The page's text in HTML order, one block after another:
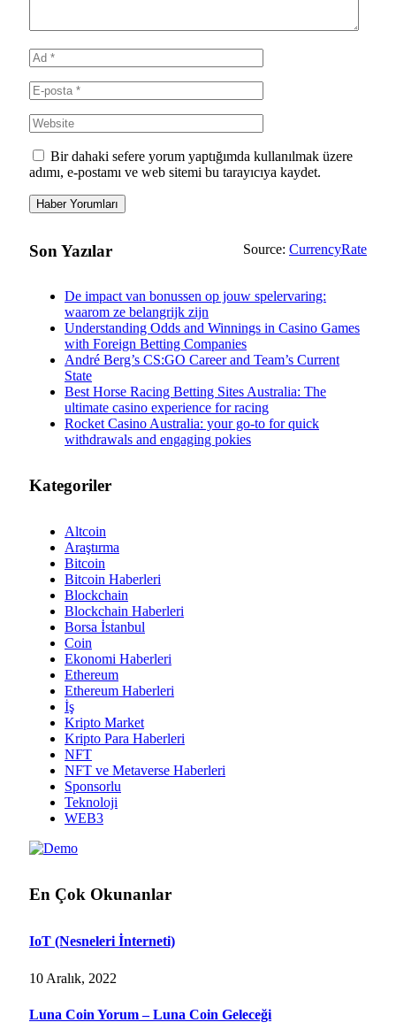
Bir dahaki sefere yorum yaptığımda kullanılmak üzere
adımı, e-postamı ve web sitemi bu tarayıcıya kaydet.
Source: CurrencyRate
Son Yazılar
De impact van bonussen op jouw spelervaring:
waarom ze belangrijk zijn
Understanding Odds and Winnings in Casino Games
with Foreign Betting Companies
André Berg’s CS:GO Career and Team’s Current
State
Best Horse Racing Betting Sites Australia: The
ultimate casino experience for racing
Rocket Casino Australia: your go-to for quick
withdrawals and engaging pokies
Kategoriler
Altcoin
Araştırma
Bitcoin
Bitcoin Haberleri
Blockchain
Blockchain Haberleri
Borsa İstanbul
Coin
Ekonomi Haberleri
Ethereum
Ethereum Haberleri
İş
Kripto Market
Kripto Para Haberleri
NFT
NFT ve Metaverse Haberleri
Sponsorlu
Teknoloji
WEB3
En Çok Okunanlar
IoT (Nesneleri İnterneti)
10 Aralık, 2022
Luna Coin Yorum – Luna Coin Geleceği